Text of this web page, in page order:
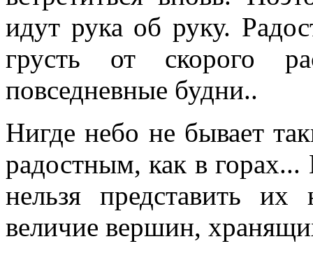
идут рука об руку.
грусть от скорого
повседневные будни..
Нигде небо не бывает
радостным, как в
нельзя представить
величие вершин,